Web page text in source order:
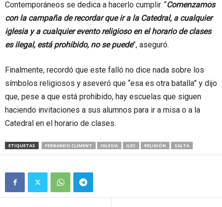
Contemporáneos se dedica a hacerlo cumplir. “Comenzamos
con la campaña de recordar que ir a la Catedral, a cualquier
iglesia y a cualquier evento religioso en el horario de clases
es ilegal, está prohibido, no se puede”, aseguró.
Finalmente, recordó que este falló no dice nada sobre los
símbolos religiosos y aseveró que “esa es otra batalla” y dijo
que, pese a que está prohibido, hay escuelas que siguen
haciendo invitaciones a sus alumnos para ir a misa o a la
Catedral en el horario de clases.
ETIQUETAS FERNANDO CLIMENT IGLESIA ILEC RELIGIÓN SALTA